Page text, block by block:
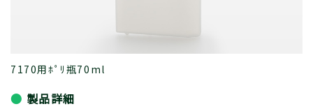
7170用ﾎﾟﾘ瓶70ml
製品詳細